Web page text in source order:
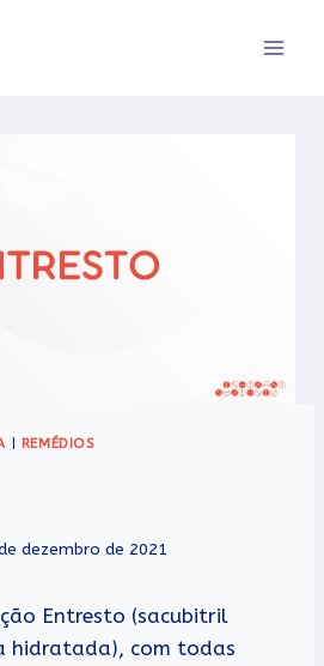
REMÉDIOS
dezembro de 2021
Entresto (sacubitril
hidratada), com todas